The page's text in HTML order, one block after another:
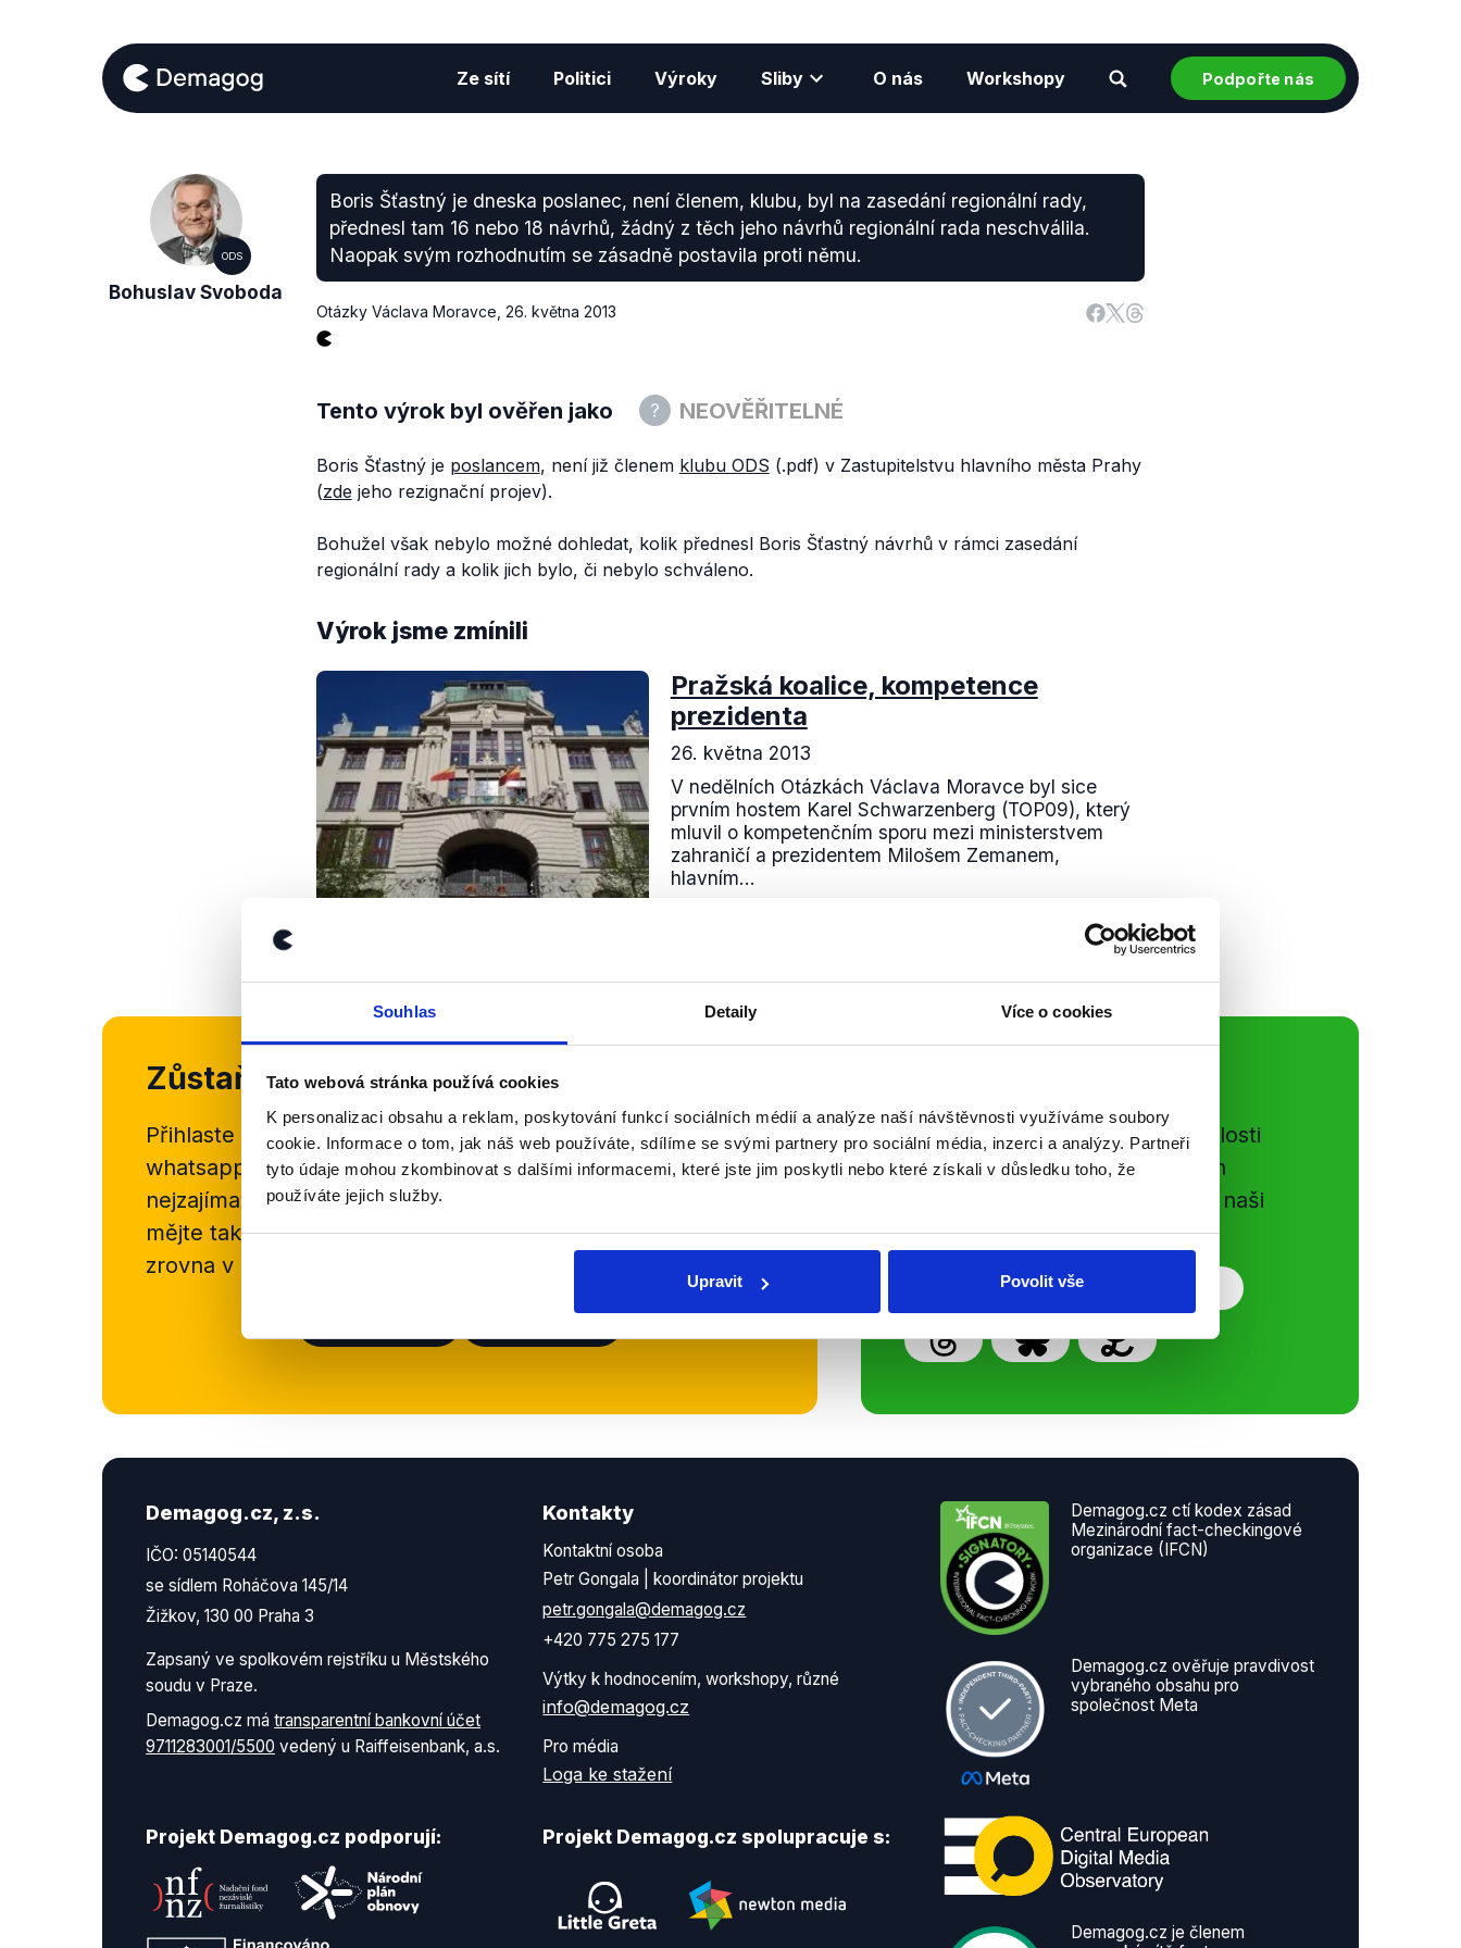
Souhlas Detaily Více o cookies
Tato webová stránka používá cookies
K personalizaci obsahu a reklam, poskytování funkcí sociálních médií a analýze naší návštěvnosti využíváme soubory
cookie. Informace o tom, jak náš web používáte, sdílíme se svými partnery pro sociální média, inzerci a analýzy. Partneři
tyto údaje mohou zkombinovat s dalšími informacemi, které jste jim poskytli nebo které získali v důsledku toho, že
používáte jejich služby.
Upravit Povolit vše
Ze sítí Politici Výroky Sliby O nás Workshopy Podpořte nás
ODS
Bohuslav Svoboda
Boris Šťastný je dneska poslanec, není členem, klubu, byl na zasedání regionální rady,
přednesl tam 16 nebo 18 návrhů, žádný z těch jeho návrhů regionální rada neschválila.
Naopak svým rozhodnutím se zásadně postavila proti němu.
Otázky Václava Moravce 26. května 2013
Tento výrok byl ověřen jako NEOVĚŘITELNÉ
Boris Šťastný je poslancem, není již členem klubu ODS (.pdf) v Zastupitelstvu hlavního města Prahy
(zde jeho rezignační projev).
Bohužel však nebylo možné dohledat, kolik přednesl Boris Šťastný návrhů v rámci zasedání
regionální rady a kolik jich bylo, či nebylo schváleno.
Výrok jsme zmínili
Pražská koalice, kompetence
prezidenta
26. května 2013
V nedělních Otázkách Václava Moravce byl sice
prvním hostem Karel Schwarzenberg (TOP09), který
mluvil o kompetenčním sporu mezi ministerstvem
zahraničí a prezidentem Milošem Zemanem,
hlavním...
Zůstaňme v kontaktu
Přihlaste se k odběru našehonewsletteru nebo
whatsappového kanálu, kde pravidelně přinášíme shrnutí
nejzajímavějších článků a analýz. Začněte nás odebírat, a
mějte tak přehled o tom, jaké dezinformace a nepravdy se
zrovna v Česku šíří.
Nenechte si ujít nejnovější události
z Demagog.cz. Sdílením našich
příspěvků přátelům podpoříte naši
práci.
Demagog.cz, z.s.
IČO: 05140544
se sídlem Roháčova 145/14
Žižkov, 130 00 Praha 3
Zapsaný ve spolkovém rejstříku u Městského
soudu v Praze.
Demagog.cz má transparentní bankovní účet
9711283001/5500 vedený u Raiffeisenbank, a.s.
Kontakty
Kontaktní osoba
Petr Gongala | koordinátor projektu
petr.gongala@demagog.cz
+420 775 275 177
Výtky k hodnocením, workshopy, různé
info@demagog.cz
Pro média
Loga ke stažení
Projekt Demagog.cz podporují: Projekt Demagog.cz spolupracuje s:
Demagog.cz ctí kodex zásad
Mezinárodní fact-checkingové
organizace (IFCN)
Demagog.cz ověřuje pravdivost
vybraného obsahu pro
společnost Meta
Demagog.cz je členem